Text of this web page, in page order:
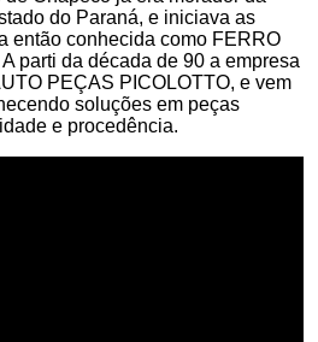
do Paraná, e iniciava as
então conhecida como FERRO
parti da década de 90 a empresa
PEÇAS PICOLOTTO, e vem
soluções em peças
e procedência.